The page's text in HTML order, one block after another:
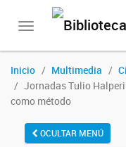
Toggle
Inicio Multimedia
Jornadas Tulio
como método
OCULTAR MENÚ